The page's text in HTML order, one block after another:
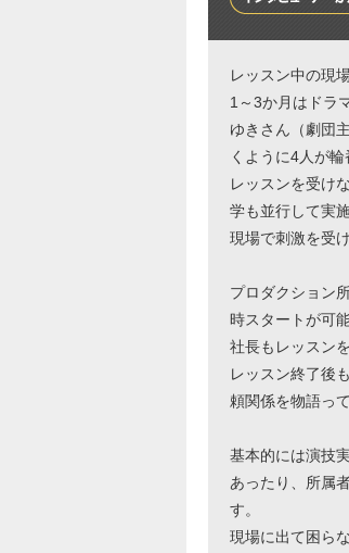
レッスン中の現
1～3か月はドラ
ゆきさん（劇団
くように4人が輪
レッスンを受け
学も並行して実
現場で刺激を受
プロダクション
時スタートが可
社長もレッスン
レッスン終了後
頼関係を物語っ
基本的には演技
あったり、所属
す。
現場に出て困ら